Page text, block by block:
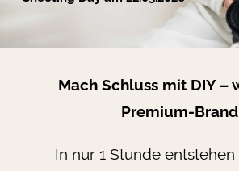
Mach Schluss mit DIY –
Premium-
In nur 1 Stunde